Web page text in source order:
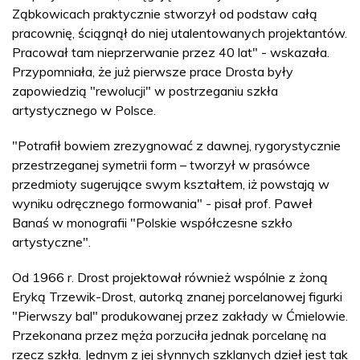
Ząbkowicach praktycznie stworzył od podstaw całą
pracownię, ściągnął do niej utalentowanych projektantów.
Pracował tam nieprzerwanie przez 40 lat" - wskazała.
Przypomniała, że już pierwsze prace Drosta były
zapowiedzią "rewolucji" w postrzeganiu szkła
artystycznego w Polsce.
"Potrafił bowiem zrezygnować z dawnej, rygorystycznie
przestrzeganej symetrii form – tworzył w prasówce
przedmioty sugerujące swym kształtem, iż powstają w
wyniku odręcznego formowania" - pisał prof. Paweł
Banaś w monografii "Polskie współczesne szkło
artystyczne".
Od 1966 r. Drost projektował również wspólnie z żoną
Eryką Trzewik-Drost, autorką znanej porcelanowej figurki
"Pierwszy bal" produkowanej przez zakłady w Ćmielowie.
Przekonana przez męża porzuciła jednak porcelanę na
rzecz szkła. Jednym z jej słynnych szklanych dzieł jest tak